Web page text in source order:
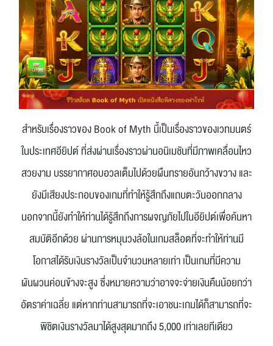
สำหรับเรื่องราวของ Book of Myth นี้เป็นเรื่องราวของเวทมนตร์
ในประเทศอียิปต์ ที่ส่งผ่านเรื่องราวผ่านอนิเมชันที่มีภาพเคลื่อนไหว
สวยงาม บรรยากาศอบอวลเต็มไปด้วยผืนทรายอันกว้างขวาง และ
ยังมีเสียงประกอบของเกมที่ทำให้รู้สึกถึงแถบตะวันออกกลาง
นอกจากนี้ยังทำให้ท่านได้รู้สึกถึงการผจญภัยไปในอียิปต์เพื่อค้นหา
สมบัติอีกด้วย ผ่านการหมุนวงล้อในเกมสล็อตที่จะทำให้ท่านมี
โอกาสได้รับเงินรางวัลเป็นจำนวนหลายเท่า เป็นเกมที่มีความ
ผันผวนค่อนข้างจะสูง ซึ่งหมายความว่าอาจจะจ่ายเงินคืนน้อยกว่า
อัตราค่าเฉลี่ย แต่หากท่านสามารถที่จะเอาชนะเกมได้ก็สามารถที่จะ
พิชิตเงินรางวัลมาได้สูงสุดมากถึง 5,000 เท่าเลยทีเดียว